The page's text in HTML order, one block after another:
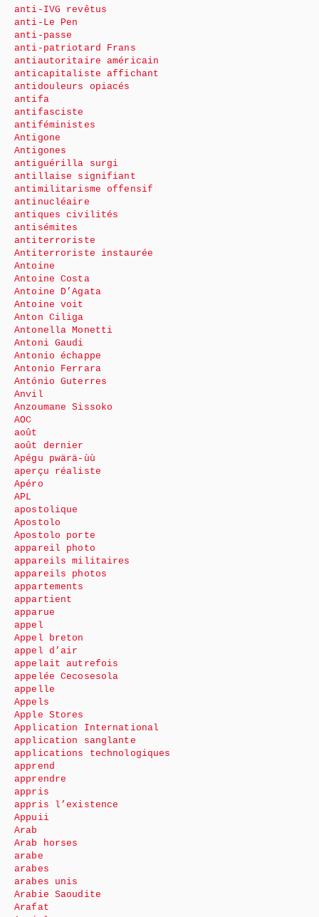
anti-IVG revêtus
anti-Le Pen
anti-passe
anti-patriotard Frans
antiautoritaire américain
anticapitaliste affichant
antidouleurs opiacés
antifa
antifasciste
antiféministes
Antigone
Antigones
antiguérilla surgi
antillaise signifiant
antimilitarisme offensif
antinucléaire
antiques civilités
antisémites
antiterroriste
Antiterroriste instaurée
Antoine
Antoine Costa
Antoine D’Agata
Antoine voit
Anton Ciliga
Antonella Monetti
Antoni Gaudi
Antonio échappe
Antonio Ferrara
António Guterres
Anvil
Anzoumane Sissoko
AOC
août
août dernier
Apégu pwärä-ùù
aperçu réaliste
Apéro
APL
apostolique
Apostolo
Apostolo porte
appareil photo
appareils militaires
appareils photos
appartements
appartient
apparue
appel
Appel breton
appel d’air
appelait autrefois
appelée Cecosesola
appelle
Appels
Apple Stores
Application International
application sanglante
applications technologiques
apprend
apprendre
appris
appris l’existence
Appuii
Arab
Arab horses
arabe
arabes
arabes unis
Arabie Saoudite
Arafat